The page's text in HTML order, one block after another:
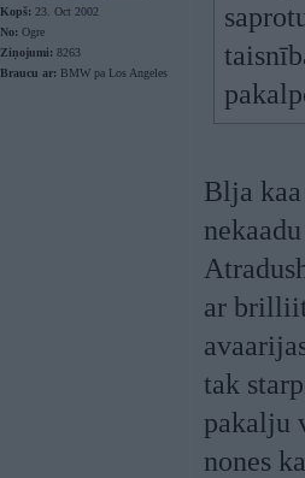
Kopš: 23. Oct 2002
No: Ogre
Ziņojumi: 8263
Braucu ar: BMW pa Los Angeles
Blja
ar
tak
pakalju
nones